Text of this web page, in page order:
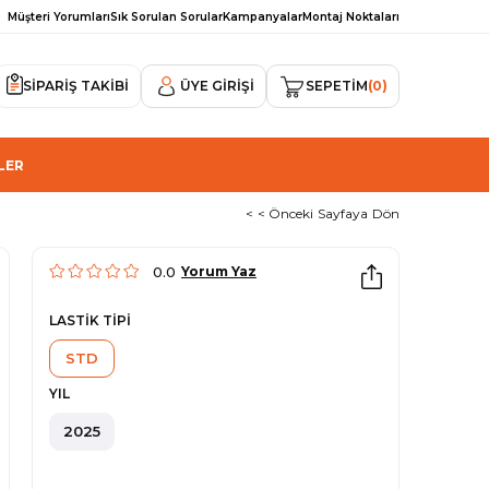
Müşteri YorumlarıSık Sorulan SorularKampanyalarMontaj Noktaları
SİPARİŞ TAKİBİ ÜYE GIRIŞI SEPETIM 0
< < Önceki Sayfaya Dön
0.0 Yorum Yaz
LASTİK TİPİ
STD
YIL
2025